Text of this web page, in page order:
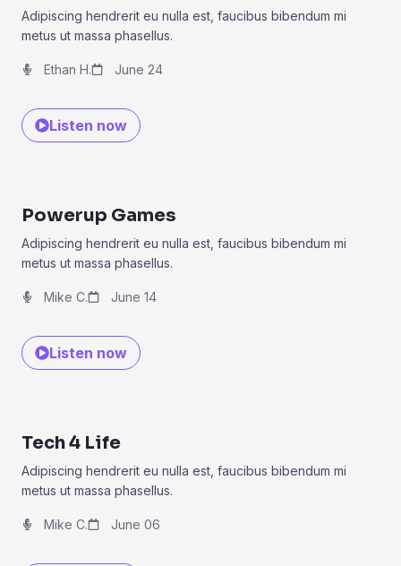
Adipiscing hendrerit eu nulla est, faucibus bibendum mi
metus ut massa phasellus.
Ethan H. June 24
Listen now
Powerup Games
Adipiscing hendrerit eu nulla est, faucibus bibendum mi
metus ut massa phasellus.
Mike C. June 14
Listen now
Tech 4 Life
Adipiscing hendrerit eu nulla est, faucibus bibendum mi
metus ut massa phasellus.
Mike C. June 06